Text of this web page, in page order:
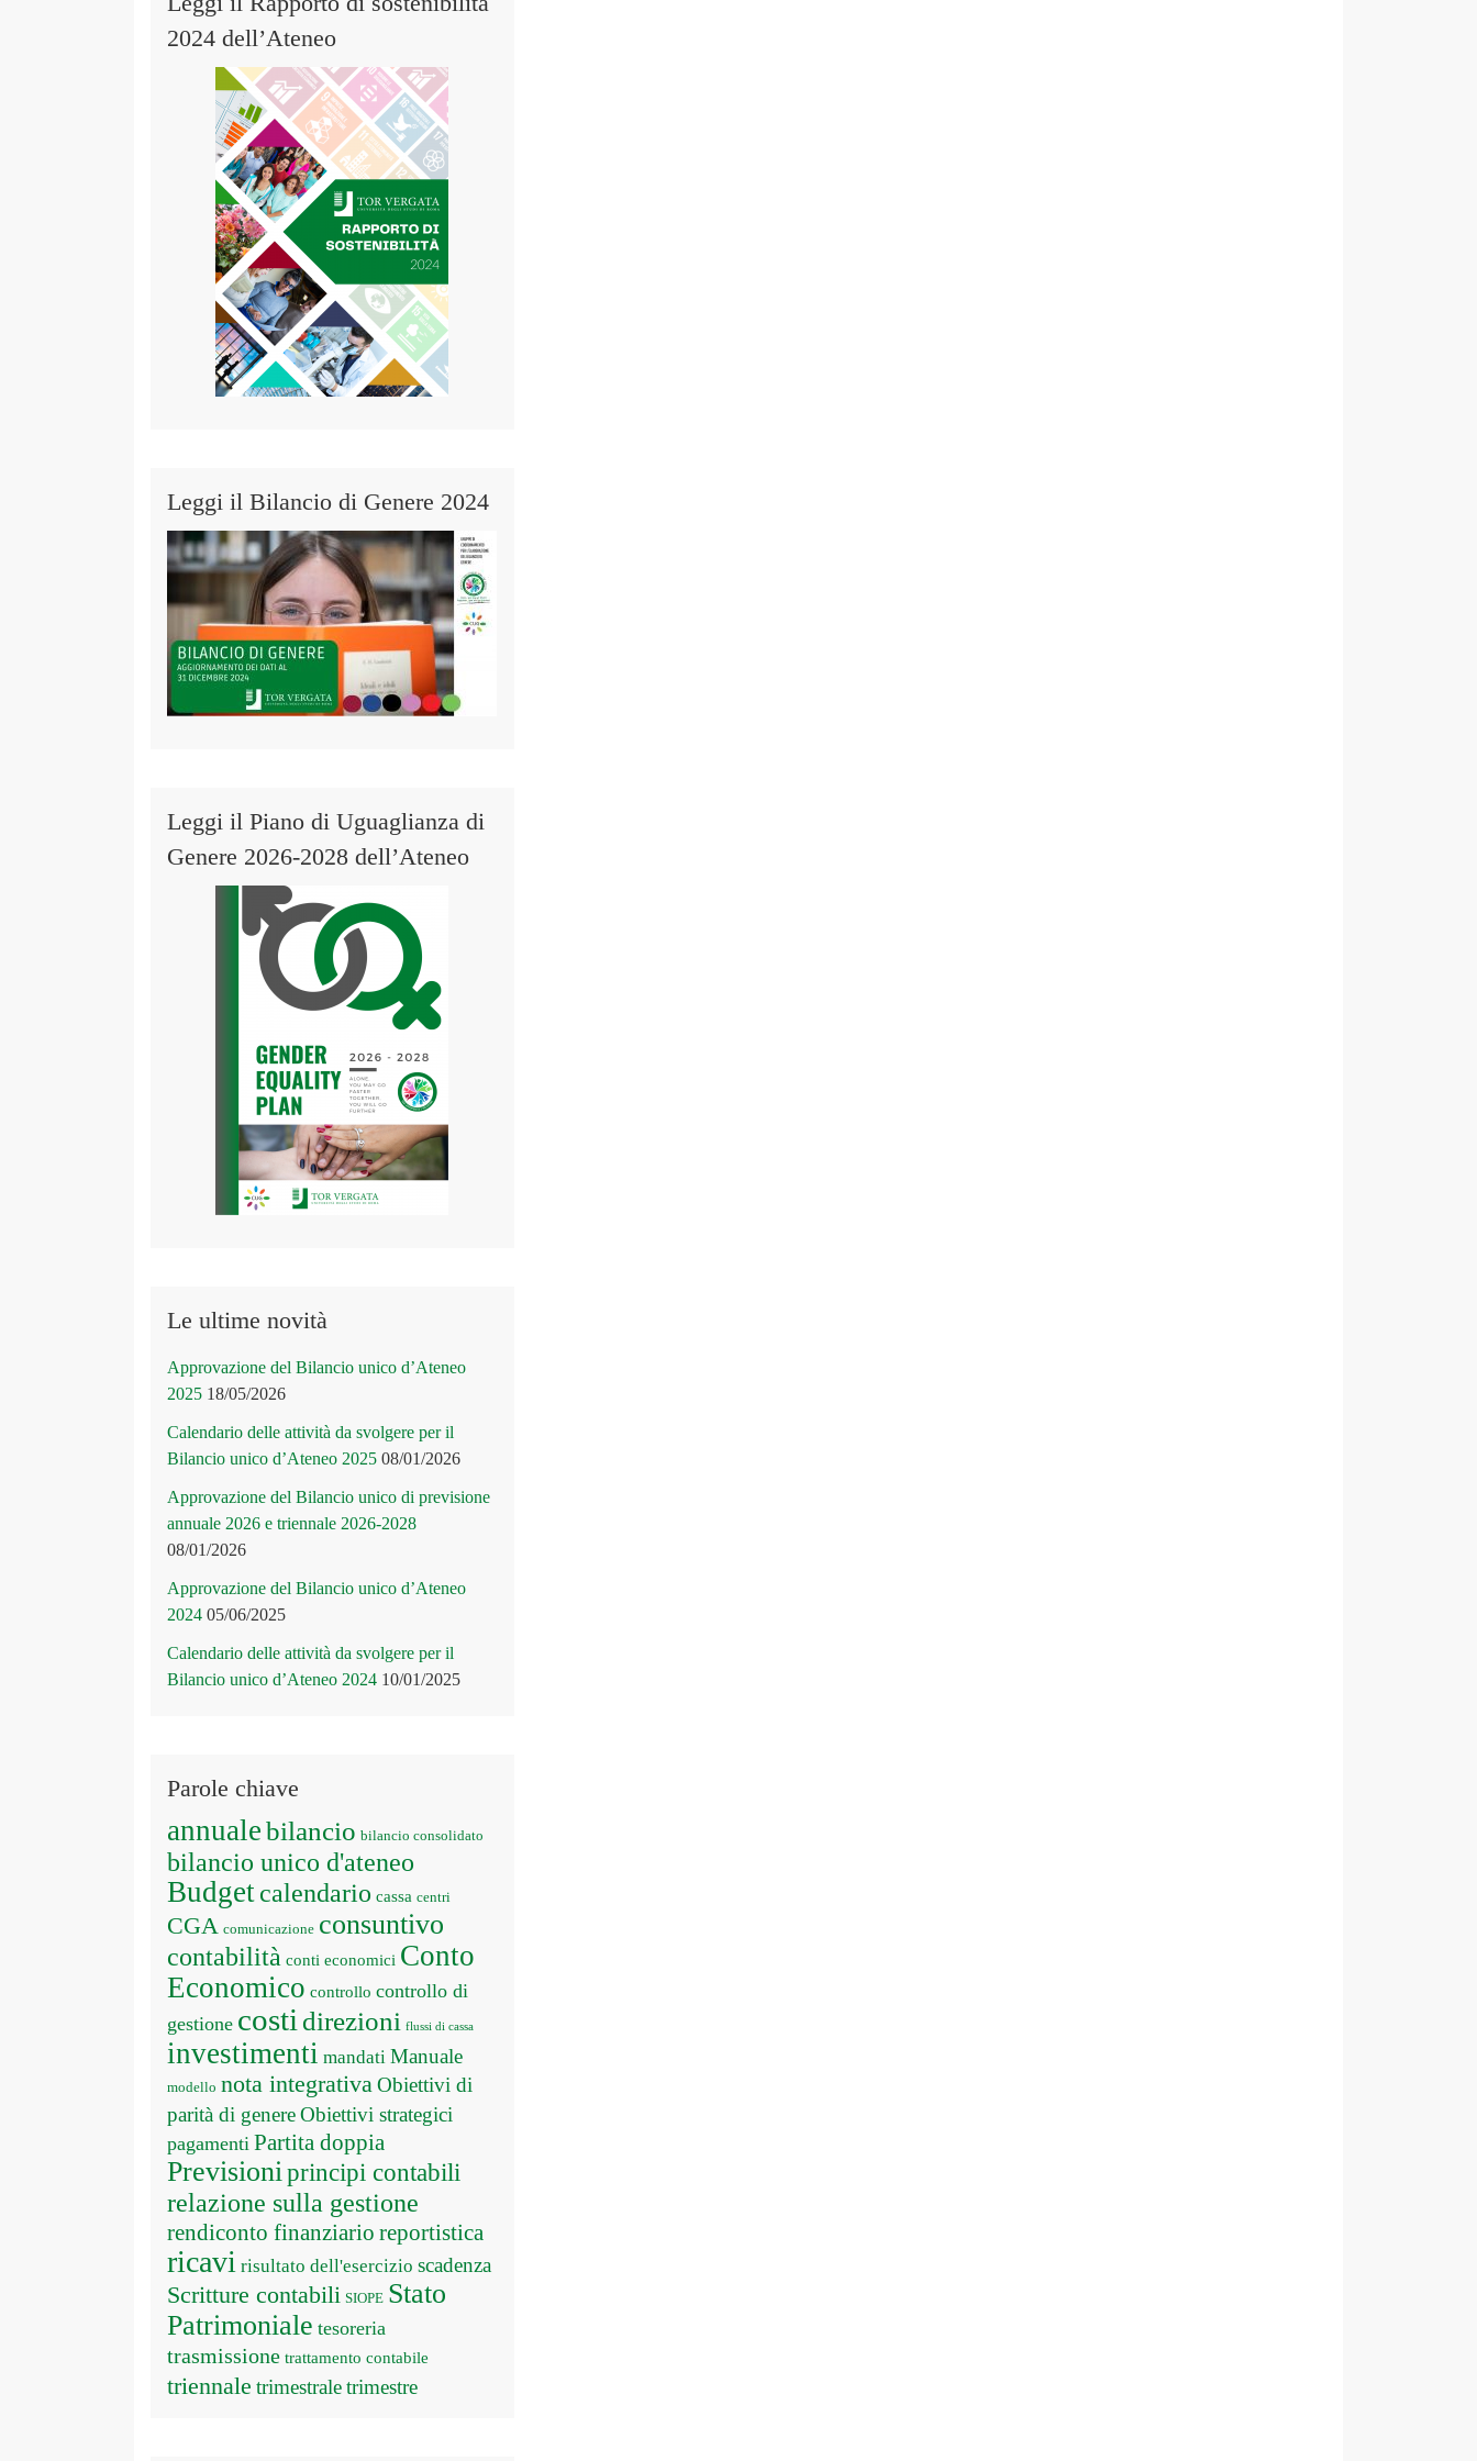
2024 dell’Ateneo
Leggi il Bilancio di Genere 2024
Leggi il Piano di Uguaglianza di
Genere 2026-2028 dell’Ateneo
Le ultime novità
Approvazione del Bilancio unico d’Ateneo
2025 18/05/2026
Calendario delle attività da svolgere per il
Bilancio unico d’Ateneo 2025 08/01/2026
Approvazione del Bilancio unico di previsione
annuale 2026 e triennale 2026-2028
08/01/2026
Approvazione del Bilancio unico d’Ateneo
2024 05/06/2025
Calendario delle attività da svolgere per il
Bilancio unico d’Ateneo 2024 10/01/2025
Parole chiave
annualebilancio bilancio consolidato
bilancio unico d'ateneo
Budgetcalendario cassa centri
CGA comunicazione consuntivo
contabilità conti economici Conto
Economico controllo controllo di
gestione costi direzioni flussi di cassa
investimenti mandati Manuale
modello nota integrativa Obiettivi di
parità di genereObiettivi strategici
pagamenti Partita doppia
Previsioni principi contabili
relazione sulla gestione
rendiconto finanziario reportistica
ricavi risultato dell'esercizio scadenza
Scritture contabili SIOPE Stato
Patrimoniale tesoreria
trasmissione trattamento contabile
triennale trimestraletrimestre